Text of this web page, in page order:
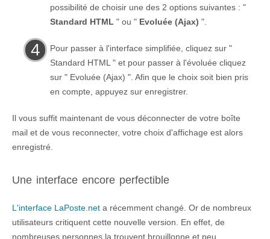
possibilité de choisir une des 2 options suivantes : "
Standard HTML " ou " Evoluée (Ajax) ".
Pour passer à l'interface simplifiée, cliquez sur "
Standard HTML " et pour passer à l'évoluée cliquez
sur " Evoluée (Ajax) ". Afin que le choix soit bien pris
en compte, appuyez sur enregistrer.
Il vous suffit maintenant de vous déconnecter de votre boîte
mail et de vous reconnecter, votre choix d'affichage est alors
enregistré.
Une interface encore perfectible
L'interface LaPoste.net a récemment changé. Or de nombreux
utilisateurs critiquent cette nouvelle version. En effet, de
nombreuses personnes la trouvent brouillonne et peu